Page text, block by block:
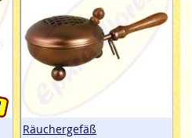
Räuchergefäß